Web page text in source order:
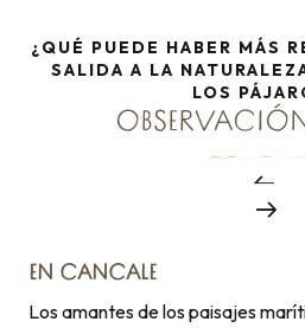
¿QUÉ PUEDE HABER MÁS
SALIDA A LA
LOS
EN CANCALE
Los amantes de los paisajes